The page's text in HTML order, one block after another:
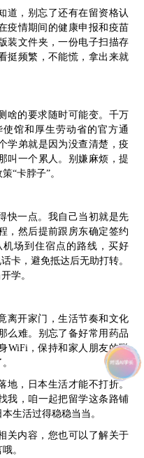
道，别忘了还有在留资格认
疫情期间的健康申报和疫苗
装文件夹，一份电子扫描存
挺频繁，不能慌，拿出来就
啥的要求随时可能变。千万
馆和厚生劳动省的官方通
学弟就是因为没查清楚，疫
叫一个累人。别嫌麻烦，提
“卡脖子”。
快一点。我自己当初就是先
，然后提前跟房东确定签约
场到住宿点的路线，买好
卡，避免抵达后无助打转。
学。
离开家门，生活节奏和文化
么难。别忘了备好常用药品
WiFi，保持和家人朋友的联
地，日本生活才能不打折。
我，咱一起把留学这条路铺
生活过得稳稳当当。
关内容，您也可以了解关于
。